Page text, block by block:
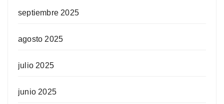
septiembre 2025
agosto 2025
julio 2025
junio 2025